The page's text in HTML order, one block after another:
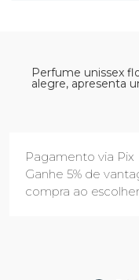
Perfume unissex
alegre, apresenta
Pagamento via Pix
Ganhe 5% de
compra ao